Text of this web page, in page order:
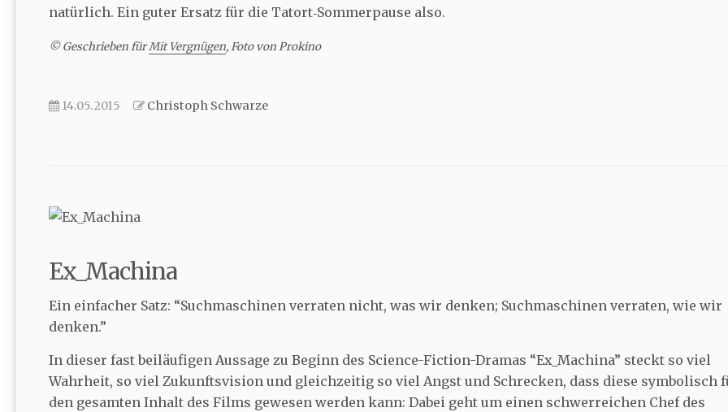
natürlich. Ein guter Ersatz für die Tatort‐Sommerpause also.
© Geschrieben fürMit Vergnügen, Foto von Prokino
14.05.2015 Christoph Schwarze
Ex_Machina
Ein einfacher Satz: “Suchmaschinen verraten nicht, was wir denken; Suchmaschinen verraten, wie wir
denken.”
In dieser fast beiläufigen Aussage zu Beginn des Science-Fiction-Dramas “Ex_Machina” steckt so viel
Wahrheit, so viel Zukunftsvision und gleichzeitig so viel Angst und Schrecken, dass diese symbolisch
den gesamten Inhalt des Films gewesen werden kann: Dabei geht um einen schwerreichen Chef des